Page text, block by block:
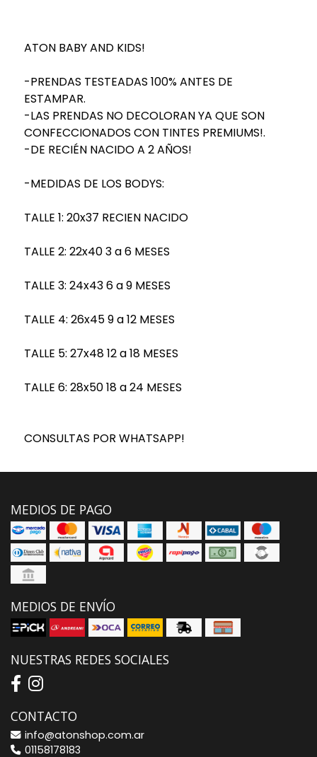
ATON BABY AND KIDS!
-PRENDAS TESTEADAS 100% ANTES DE
ESTAMPAR.
-LAS PRENDAS NO DECOLORAN YA QUE SON
CONFECCIONADOS CON TINTES PREMIUMS!.
-DE RECIÉN NACIDO A 2 AÑOS!
-MEDIDAS DE LOS BODYS:
TALLE 1: 20x37 RECIEN NACIDO
TALLE 2: 22x40 3 a 6 MESES
TALLE 3: 24x43 6 a 9 MESES
TALLE 4: 26x45 9 a 12 MESES
TALLE 5: 27x48 12 a 18 MESES
TALLE 6: 28x50 18 a 24 MESES
CONSULTAS POR WHATSAPP!
MEDIOS DE PAGO
MEDIOS DE ENVÍO
NUESTRAS REDES SOCIALES
CONTACTO
info@atonshop.com.ar
01158178183